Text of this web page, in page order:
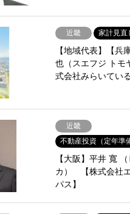
近畿 家計見直
【地域代表】【兵
也（スエフジ ト
式会社みらいてい
近畿
不動産投資（定年準
【大阪】平井 寬
カ） 【株式会社
パス】